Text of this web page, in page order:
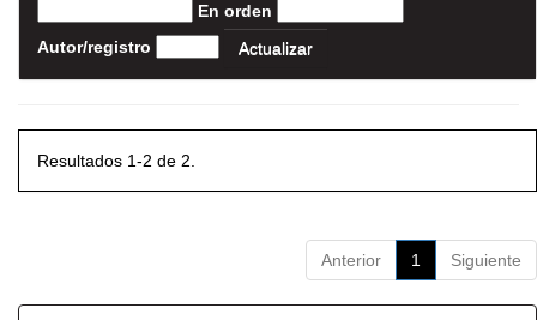
En orden
Autor/registro
Resultados 1-2 de 2.
Anterior 1 Siguiente